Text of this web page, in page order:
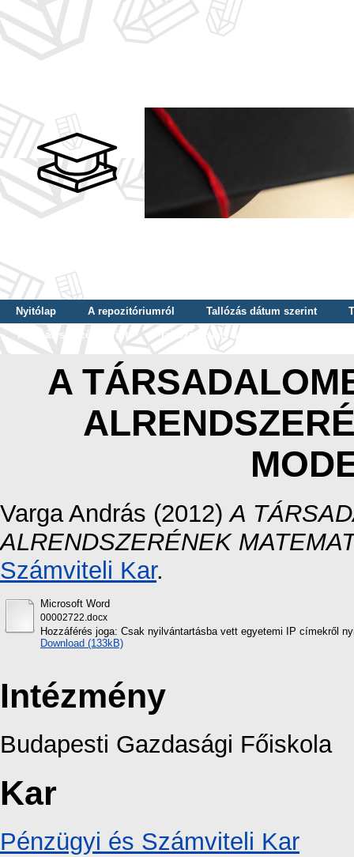
Nyitólap A repozitóriumról Tallózás dátum szerint
Tallózás szerző szerint
Tallózás nyelv szerint
A
Varga András (2012)A
ALRENDSZERÉNEK
Számviteli Kar.
Microsoft Word
00002722.docx
Hozzáférés joga: Csak nyilvántartásba vett egyetemi IP címekről
Download (133kB)
Intézmény
Budapesti Gazdasági Főiskola
Kar
Pénzügyi és Számviteli Kar